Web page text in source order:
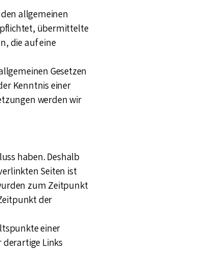
allgemeinen
übermittelte
die auf eine
Gesetzen
Kenntnis einer
werden wir
haben. Deshalb
Seiten ist
zum Zeitpunkt
der
einer
Links